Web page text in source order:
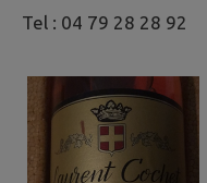
Tel : 04 79 28 28 92